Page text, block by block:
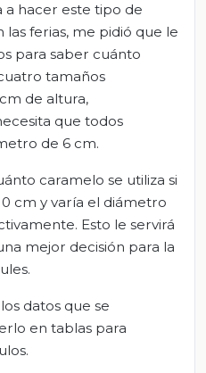
a hacer este tipo de
ferias, me pidió que le
para saber cuánto
tamaños
cm de altura,
que todos
de 6 cm.
caramelo se utiliza si
cm y varía el diámetro
Esto le servirá
mejor decisión para la
datos que se
en tablas para